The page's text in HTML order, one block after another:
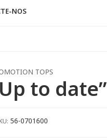
NOS
TOPS
to date”
56-0701600